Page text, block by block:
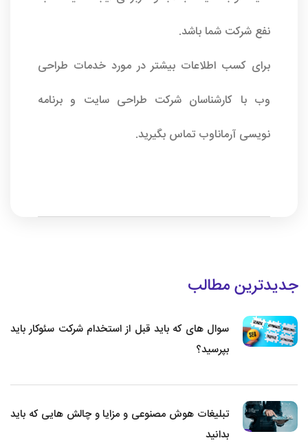
نفع شرکت شما باشد.
برای کسب اطلاعات بیشتر در مورد خدمات طراحی
وب با کارشناسان شرکت طراحی سایت و برنامه
نویسی آرماناوب تماس بگیرید.
جدیدترین مطالب
سوال های که باید قبل از استخدام شرکت سئوکار باید
بپرسید؟
تبلیغات هوش مصنوعی و مزایا و چالش هایی که باید
بدانید